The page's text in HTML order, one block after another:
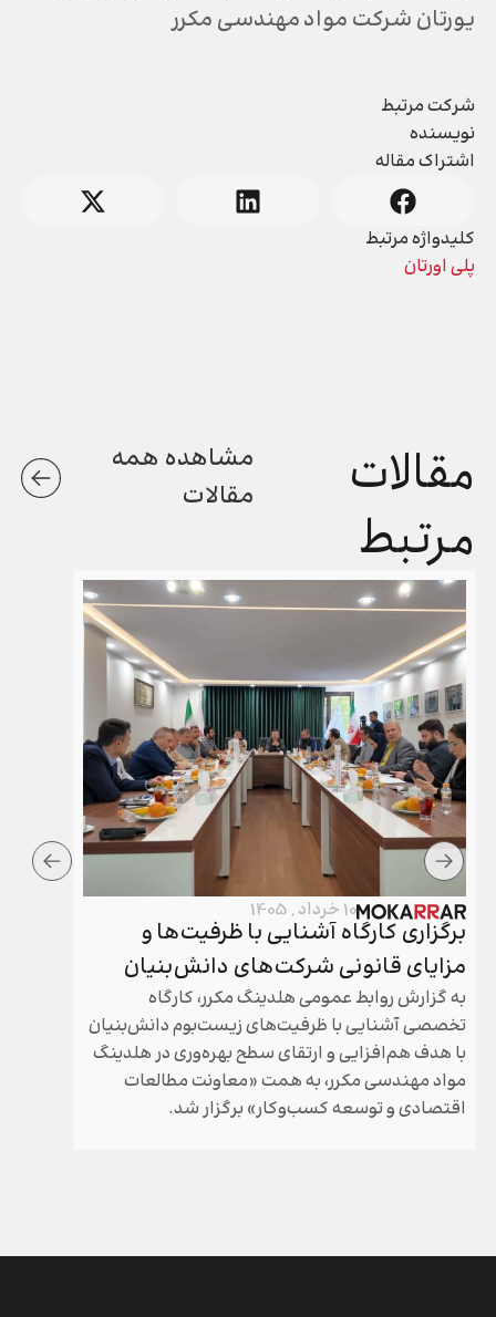
شرکت مرتبط
نویسنده
اشتراک مقاله
کلیدواژه مرتبط
پلی اورتان
یورتان شرکت مواد مهندسی مکرر
مقالات
مرتبط
مشاهده همه
مقالات
10 خرداد , 1405
برگزاری کارگاه آشنایی با ظرفیت‌ها و
مزایای قانونی شرکت‌های دانش‌بنیان
به گزارش روابط عمومی هلدینگ مکرر، کارگاه
تخصصی آشنایی با ظرفیت‌های زیست‌بوم دانش‌بنیان
با هدف هم‌افزایی و ارتقای سطح بهره‌وری در هلدینگ
مواد مهندسی مکرر، به همت «معاونت مطالعات
اقتصادی و توسعه کسب‌وکار» برگزار شد.